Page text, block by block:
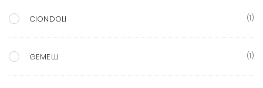
CIONDOLI (1)
GEMELLI (1)